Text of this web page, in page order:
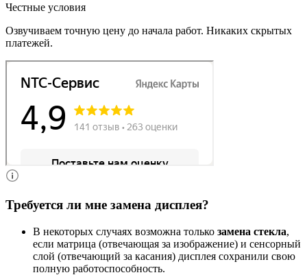
Честные условия
Озвучиваем точную цену до начала работ. Никаких скрытых
платежей.
Требуется ли мне замена дисплея?
В некоторых случаях возможна только замена стекла,
если матрица (отвечающая за изображение) и сенсорный
слой (отвечающий за касания) дисплея сохранили свою
полную работоспособность.